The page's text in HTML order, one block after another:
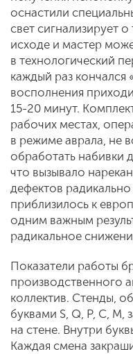
оснастили
свет сигнализирует
исходе и мастер
в технологический
каждый раз кончался
восполнения
15-20 минут.
рабочих местах,
в режиме аврала, не
обработать набивки
что вызывало
дефектов
приблизилось к
одним важным
радикальное
Показатели работы
производственного
коллектив. Стенды,
буквами S, Q, P, C,
на стене. Внутри
Каждая смена